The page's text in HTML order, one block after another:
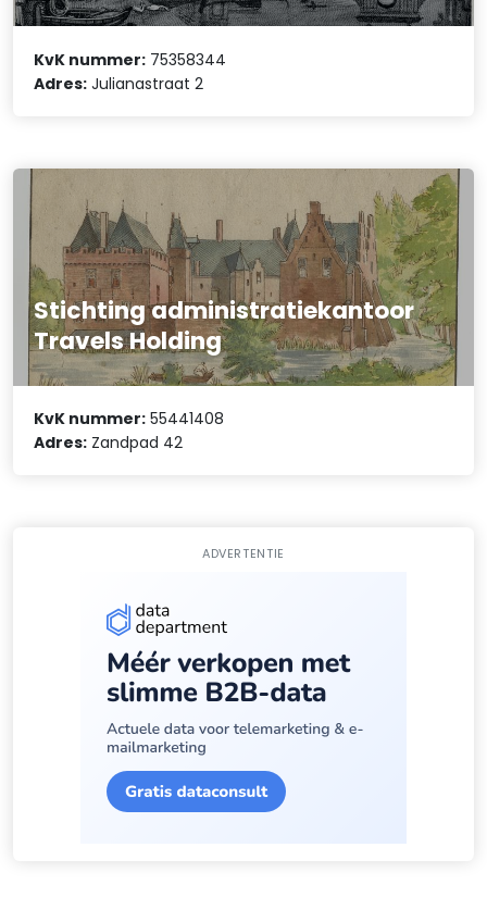
KvK nummer: 75358344
Adres: Julianastraat 2
Stichting administratiekantoor
Travels Holding
KvK nummer: 55441408
Adres: Zandpad 42
ADVERTENTIE